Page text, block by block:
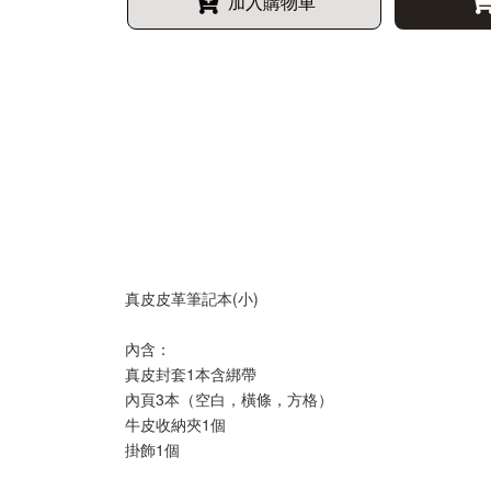
真皮皮革筆記本(小)
內含：
真皮封套1本含綁帶
內頁3本（空白，橫條，方格）
牛皮收納夾1個
掛飾1個